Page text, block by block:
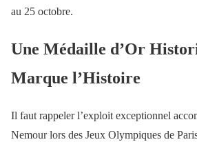
au 25 octobre.
Une Médaille d’Or
Marque l’Histoire
Il faut rappeler l’exploit exceptionnel
Nemour lors des Jeux Olympiques de